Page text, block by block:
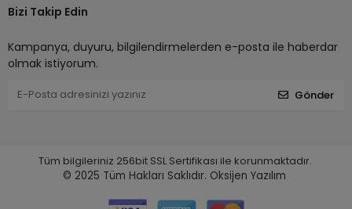
Bizi Takip Edin
Kampanya, duyuru, bilgilendirmelerden e-posta ile haberdar
olmak istiyorum.
Gönder
Tüm bilgileriniz 256bit SSL Sertifikası ile korunmaktadır.
© 2025 Tüm Hakları Saklıdır. Oksijen Yazılım